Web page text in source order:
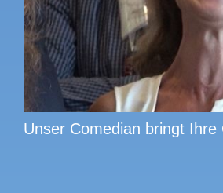
Unser Comedian bringt